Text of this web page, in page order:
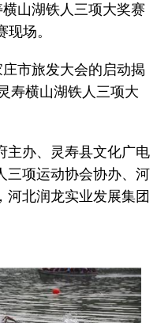
山湖铁人三项大奖赛
场。
市旅发大会的启动揭
寿横山湖铁人三项大
办、灵寿县文化广电
三项运动协会协办、河
河北润龙实业发展集团